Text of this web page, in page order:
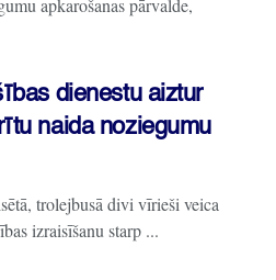
dienestu aiztur
naida noziegumu
trolejbusā divi vīrieši veica
izraisīšanu starp ...